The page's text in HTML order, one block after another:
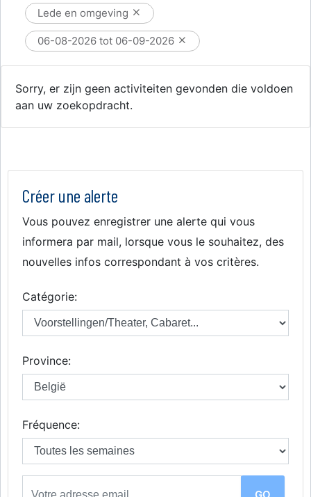
Lede en omgeving
06-08-2026 tot 06-09-2026
Sorry, er zijn geen activiteiten gevonden die voldoen
aan uw zoekopdracht.
Créer une alerte
Vous pouvez enregistrer une alerte qui vous
informera par mail, lorsque vous le souhaitez, des
nouvelles infos correspondant à vos critères.
Catégorie:
Province:
Fréquence: